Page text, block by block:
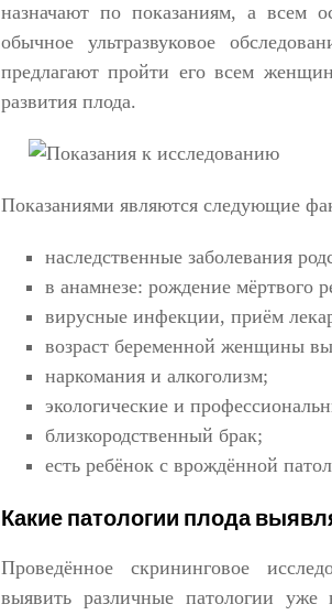
назначают по показаниям, а всем
обычное ультразвуковое
предлагают пройти его всем
развития плода.
Показаниями являются следующие
наследственные заболевания
в анамнезе: рождение мёртвого
вирусные инфекции, приём
возраст беременной женщины
наркомания и алкоголизм;
экологические и
близкородственный брак;
есть ребёнок с врождённой
Какие патологии плода
Проведённое скрининговое
выявить различные патологии уже